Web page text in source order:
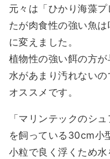
元々は「ひかり海藻
たが肉食性の強い魚
に変えました。
植物性の強い餌の方が
水があまり汚れない
オススメです。
「マリンテックのシ
を飼っている30cm小
小粒で良く浮くため